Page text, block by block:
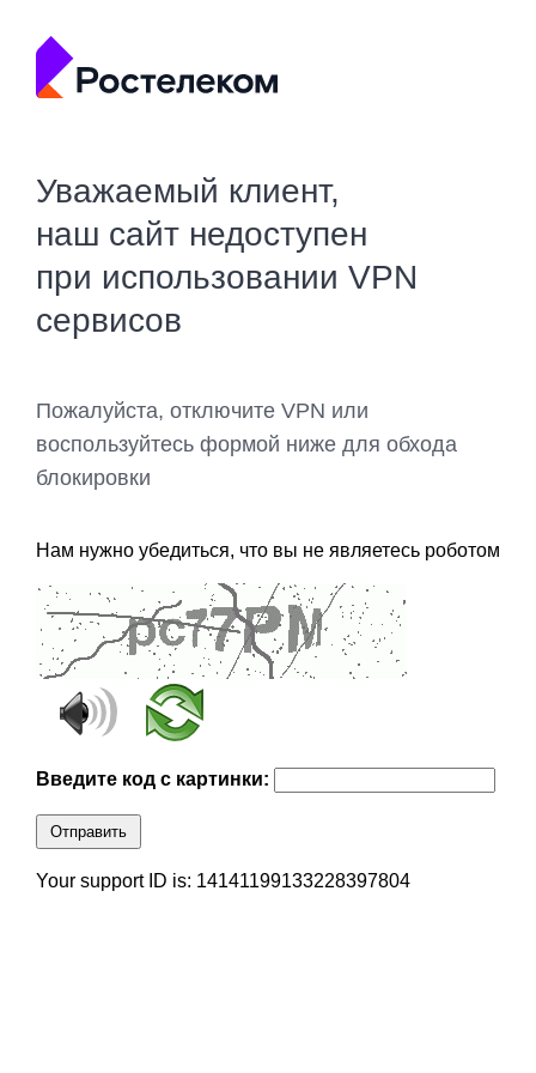
Уважаемый клиент,
наш сайт недоступен
при использовании VPN
сервисов
Пожалуйста, отключите VPN или
воспользуйтесь формой ниже для обхода
блокировки
Нам нужно убедиться, что вы не являетесь роботом
Введите код с картинки:
Отправить
Your support ID is: 14141199133228397804